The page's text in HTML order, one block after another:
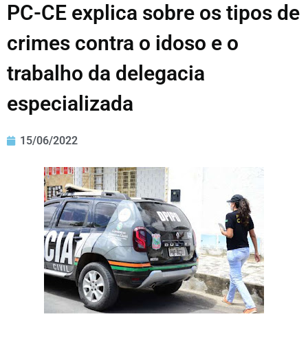
PC-CE explica sobre os tipos de
crimes contra o idoso e o
trabalho da delegacia
especializada
15/06/2022